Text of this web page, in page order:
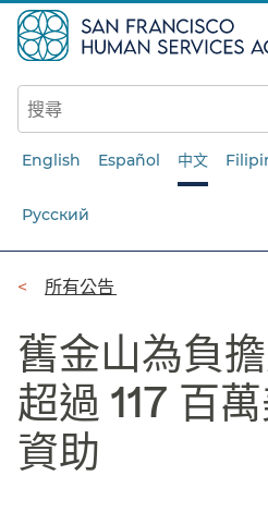
至
主
要
English Español 中文
Русский
導
覽
列​​
所有公告​​
舊金山為負
超過 117 百
資助​​